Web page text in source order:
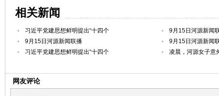
相关新闻
习近平党建思想鲜明提出“十四个
9月15日河源新闻
9月15日河源新闻联播
9月15日河源新闻
习近平党建思想鲜明提出“十四个
凌晨，河源女子意
网友评论